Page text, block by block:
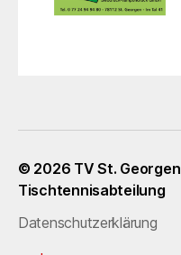
© 2026 TV St. Georgen
Tischtennisabteilung
Datenschutzerklärung